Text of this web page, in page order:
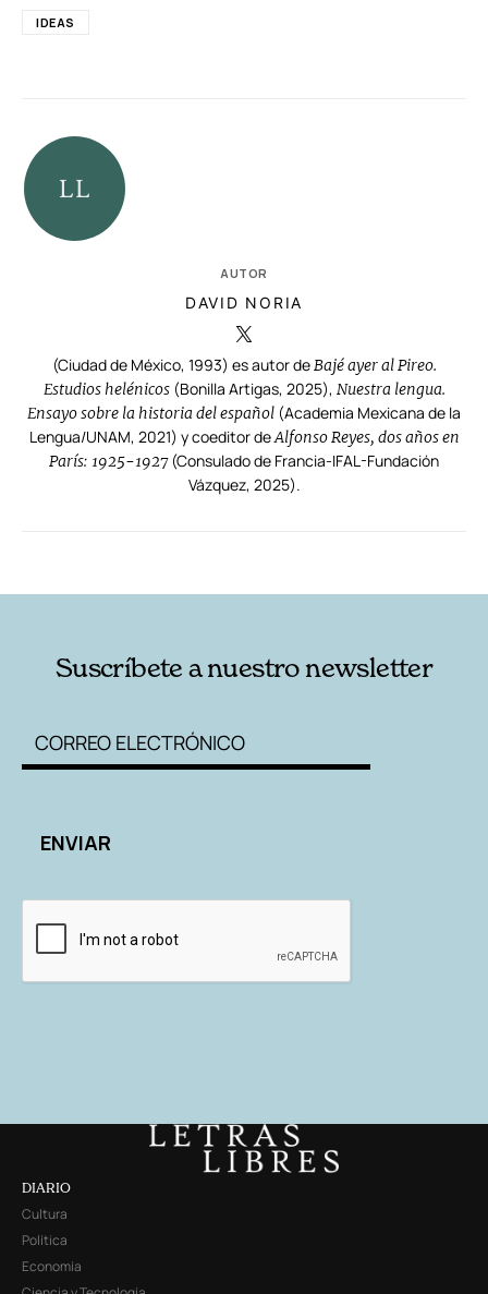
IDEAS
AUTOR
DAVID NORIA
(Ciudad de México, 1993) es autor deBajé ayer al Pireo.
Estudios helénicos(Bonilla Artigas, 2025), Nuestra lengua.
Ensayo sobre la historia del español (Academia Mexicana de la
Lengua/UNAM, 2021) y coeditor deAlfonso Reyes, dos años en
París: 1925-1927(Consulado de Francia-IFAL-Fundación
Vázquez, 2025).
Suscríbete a nuestro newsletter
DIARIO
Cultura
Política
Economía